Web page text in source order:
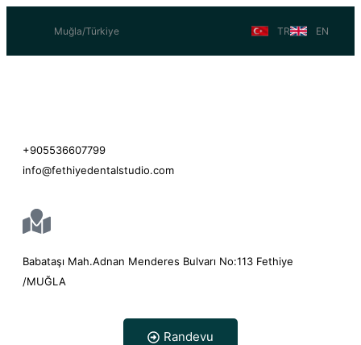
Muğla/Türkiye TR EN
+905536607799
info@fethiyedentalstudio.com
Babataşı Mah.Adnan Menderes Bulvarı No:113 Fethiye
/MUĞLA
Randevu